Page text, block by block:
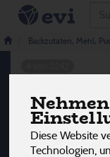
Diese Website
Technologien,
Backzutaten, Mehl,
Hersteller